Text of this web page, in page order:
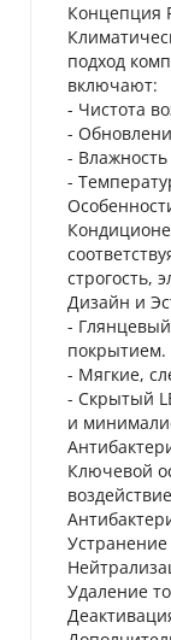
Концепция
подход
включают:
- Чистота
-
-
-
строгость,
Дизайн и
-
покрытием.
- Мягкие,
- Скрытый
и
Ключевой
Удаление